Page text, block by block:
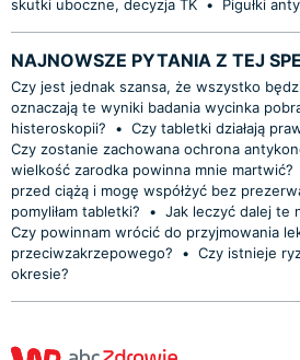
skutki uboczne, decyzja TK • Pigułki
NAJNOWSZE PYTANIA Z TEJ
Czy jest jednak szansa, że wszystko
oznaczają te wyniki badania wycinka
histeroskopii?
• Czy tabletki działają
Czy zostanie zachowana ochrona
wielkość zarodka powinna mnie martwić?
przed ciążą i mogę współżyć bez
pomyliłam tabletki?
• Jak leczyć dalej te
Czy powinnam wrócić do przyjmowania
przeciwzakrzepowego?
• Czy istnieje
okresie?